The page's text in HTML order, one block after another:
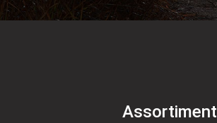
Assortiment